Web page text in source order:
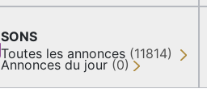
SONS
Toutes les annonces (11814)
Annonces du jour (0)